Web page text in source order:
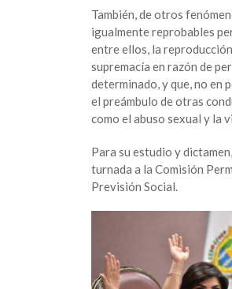
También, de otros
igualmente reprobables
entre ellos, la
supremacía en razón de
determinado, y que, no en
el preámbulo de otras
como el abuso sexual y la
Para su estudio y
turnada a la Comisión
Previsión Social.